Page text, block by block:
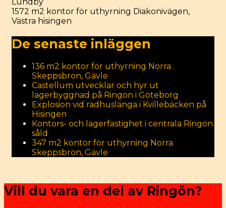
1572 m2 kontor för uthyrning Diakonivägen,
Västra hisingen
De senaste inläggen
136 m2 kontor för uthyrning Norra
Skeppsbron, Gävle
Castellum utvecklar och hyr ut
lagerbyggnad på Ringön i Göteborg
Explosion vid radhuslänga i Kvillebäcken på
Hisingen
Kontors- och lagerfastighet i centrala Ringön
såld
347 m2 kontor för uthyrning Norra
Skeppsbron, Gävle
Vill du vara en del av Ringön?